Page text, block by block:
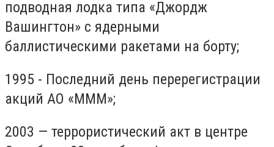
подводная лодка типа «Джордж
Вашингтон» с ядерными
баллистическими ракетами на борту;
1995 - Последний день перерегистрации
акций АО «МММ»;
2003 — террористический акт в центре